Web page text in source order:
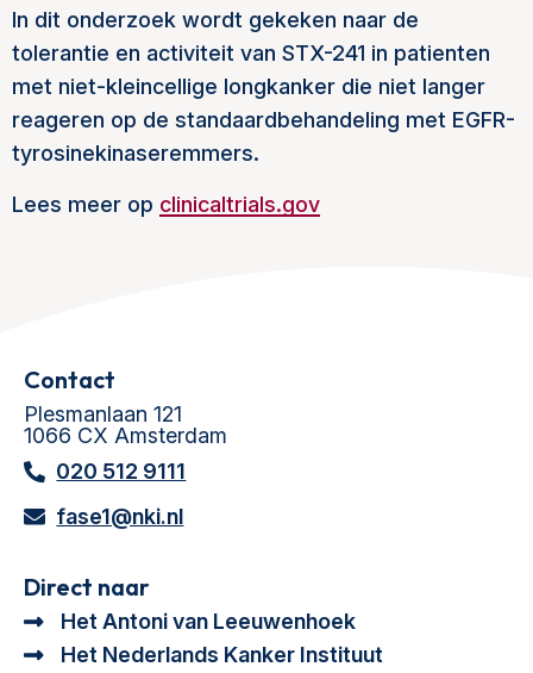
In dit onderzoek wordt gekeken naar de
tolerantie en activiteit van STX-241 in patienten
met niet-kleincellige longkanker die niet langer
reageren op de standaardbehandeling met EGFR-
tyrosinekinaseremmers.
Lees meer op clinicaltrials.gov
Contact
Plesmanlaan 121
1066 CX Amsterdam
020 512 9111
fase1@nki.nl
Direct naar
Het Antoni van Leeuwenhoek
Het Nederlands Kanker Instituut